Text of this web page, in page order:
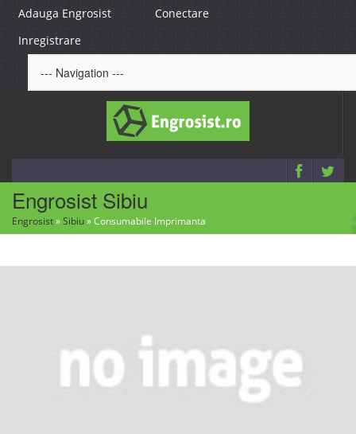
Adauga Engrosist
Conectare
Inregistrare
Engrosist Sibiu
Engrosist»Sibiu»Consumabile Imprimanta